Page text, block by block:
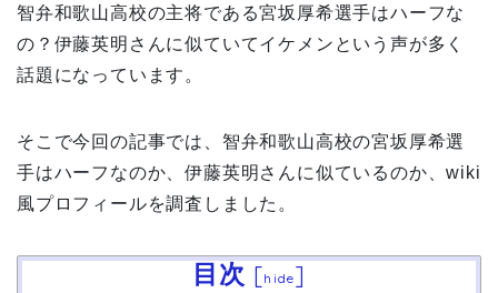
智弁和歌山高校の主将である宮坂厚希選手はハーフな
の？伊藤英明さんに似ていてイケメンという声が多く
話題になっています。
そこで今回の記事では、智弁和歌山高校の宮坂厚希選
手はハーフなのか、伊藤英明さんに似ているのか、wiki
風プロフィールを調査しました。
目次 [hide]